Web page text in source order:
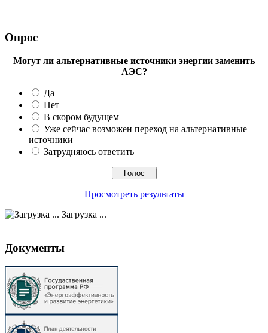
Опрос
Могут ли альтернативные источники энергии заменить
АЭС?
Да
Нет
В скором будущем
Уже сейчас возможен переход на альтернативные
источники
Затрудняюсь ответить
Просмотреть результаты
Загрузка ...
Документы